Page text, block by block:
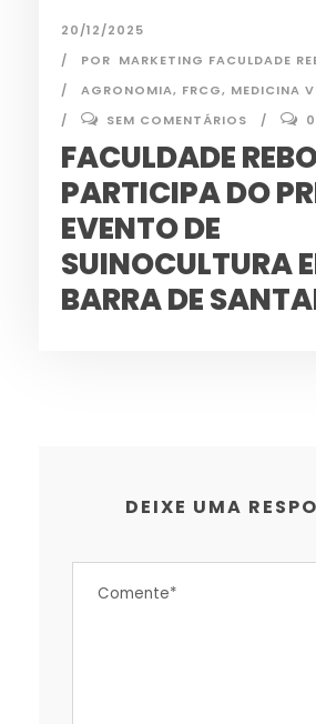
20/12/2025
POR MARKETING FACULDADE
AGRONOMIA, FRCG, MEDICINA
SEM COMENTÁRIOS
0
FACULDADE
PARTICIPA DO
EVENTO DE
SUINOCULTURA
BARRA DE
DEIXE UMA